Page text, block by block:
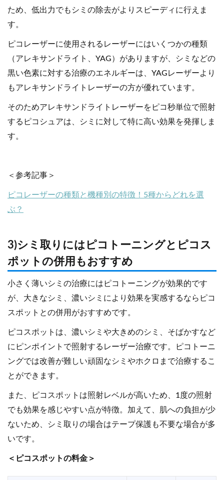
ため、低出力でもシミの除去がよりスピーディに行えま
す。
ピコレーザーに使用されるレーザーにはいくつかの種類
（アレキサンドライト、YAG）がありますが、シミなどの
黒い色素に対する治療のエネルギーは、YAGレーザーより
もアレキサンドライトレーザーの方が優れています。
そのためアレキサンドライトレーザーをピコ秒単位で照射
するピコシュアは、シミに対して特に高い効果を発揮しま
す。
＜参考記事＞
ピコレーザーの種類と機種別の特徴！5種からどれを選
ぶ？
3)シミ取りにはピコトーニングとピコス
ポットの併用もおすすめ
小さく薄いシミの治療にはピコトーニングが効果的です
が、大きなシミ、濃いシミにより効果を実感するならピコ
スポットとの併用がおすすめです。
ピコスポットは、濃いシミや大きめのシミ、そばかすなど
にピンポイントで照射するレーザー治療です。ピコトーニ
ングでは改善が難しい頑固なシミやホクロまで治療するこ
とができます。
また、ピコスポットは照射レベルが高いため、1度の照射
でも効果を感じやすい点が特徴。加えて、肌への負担が少
ないため、シミ取りの場合はテープ保護も不要な場合が多
いです。
＜ピコスポットの料金＞